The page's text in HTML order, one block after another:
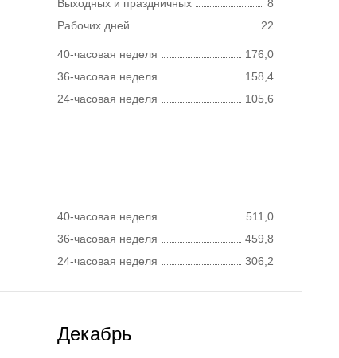
Выходных и праздничных
8
Рабочих дней
22
40-часовая неделя
176,0
36-часовая неделя
158,4
24-часовая неделя
105,6
40-часовая неделя
511,0
36-часовая неделя
459,8
24-часовая неделя
306,2
Декабрь